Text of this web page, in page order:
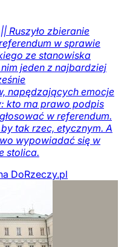
Ruszyło zbieranie
w sprawie
ze stanowiska
jeden z najbardziej
napędzających emocje
kto ma prawo podpis
w referendum.
tak rzec, etycznym. A
wypowiadać się w
stolica.
DoRzeczy.pl